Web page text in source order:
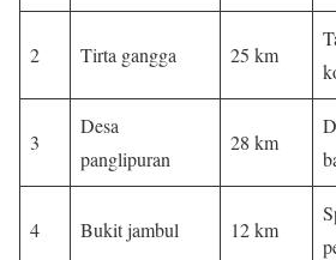
2 Tirta gangga 25 km
3
Desa
panglipuran
28 km
4 Bukit jambul 12 km